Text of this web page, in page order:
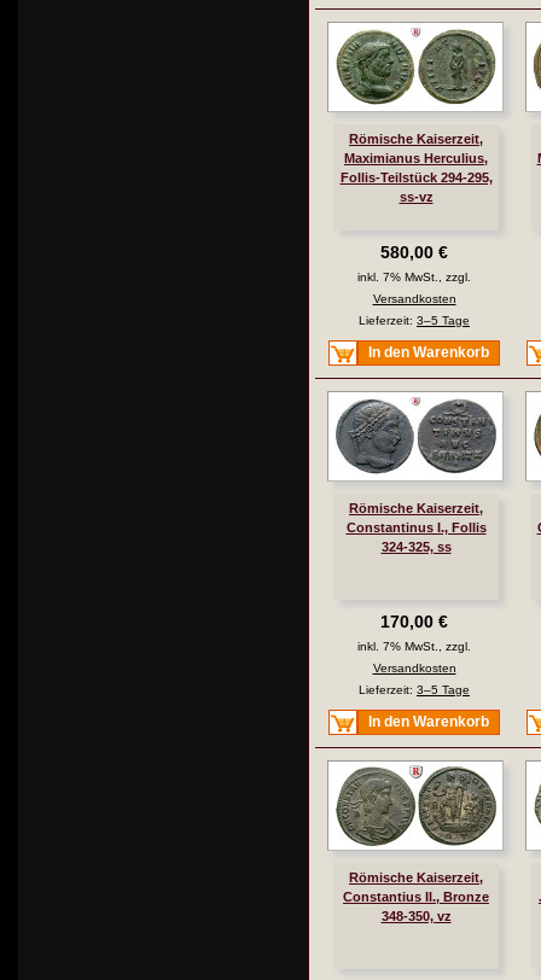
Römische Kaiserzeit,
Maximianus Herculius,
Follis-Teilstück 294-295,
ss-vz
580,00 €
inkl. 7% MwSt., zzgl.
Versandkosten
Lieferzeit: 3–5 Tage
In den Warenkorb
Römische Kaiserzeit,
Constantinus I., Follis
324-325, ss
170,00 €
inkl. 7% MwSt., zzgl.
Versandkosten
Lieferzeit: 3–5 Tage
In den Warenkorb
Römische Kaiserzeit,
Constantius II., Bronze
348-350, vz